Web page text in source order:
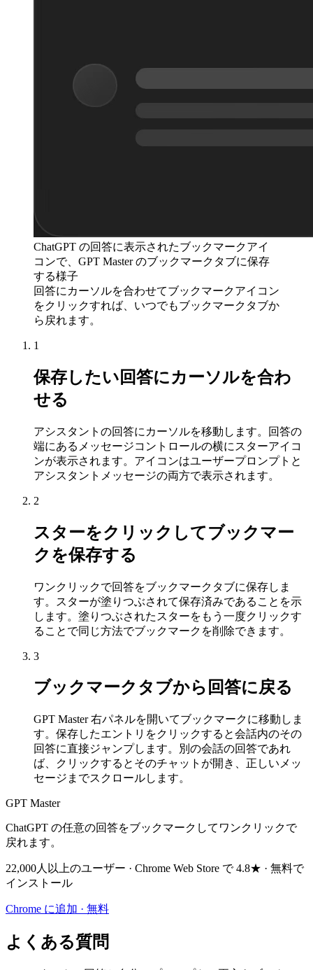
ChatGPT の回答に表示されたブックマークアイ
コンで、GPT Master のブックマークタブに保存
する様子
回答にカーソルを合わせてブックマークアイコン
をクリックすれば、いつでもブックマークタブか
ら戻れます。
1
保存したい回答にカーソルを合わ
せる
アシスタントの回答にカーソルを移動します。回答の
端にあるメッセージコントロールの横にスターアイコ
ンが表示されます。アイコンはユーザープロンプトと
アシスタントメッセージの両方で表示されます。
2
スターをクリックしてブックマー
クを保存する
ワンクリックで回答をブックマークタブに保存しま
す。スターが塗りつぶされて保存済みであることを示
します。塗りつぶされたスターをもう一度クリックす
ることで同じ方法でブックマークを削除できます。
3
ブックマークタブから回答に戻る
GPT Master 右パネルを開いてブックマークに移動しま
す。保存したエントリをクリックすると会話内のその
回答に直接ジャンプします。別の会話の回答であれ
ば、クリックするとそのチャットが開き、正しいメッ
セージまでスクロールします。
GPT Master
ChatGPT の任意の回答をブックマークしてワンクリックで
戻れます。
22,000人以上のユーザー · Chrome Web Store で 4.8★ · 無料で
インストール
Chrome に追加 · 無料
よくある質問